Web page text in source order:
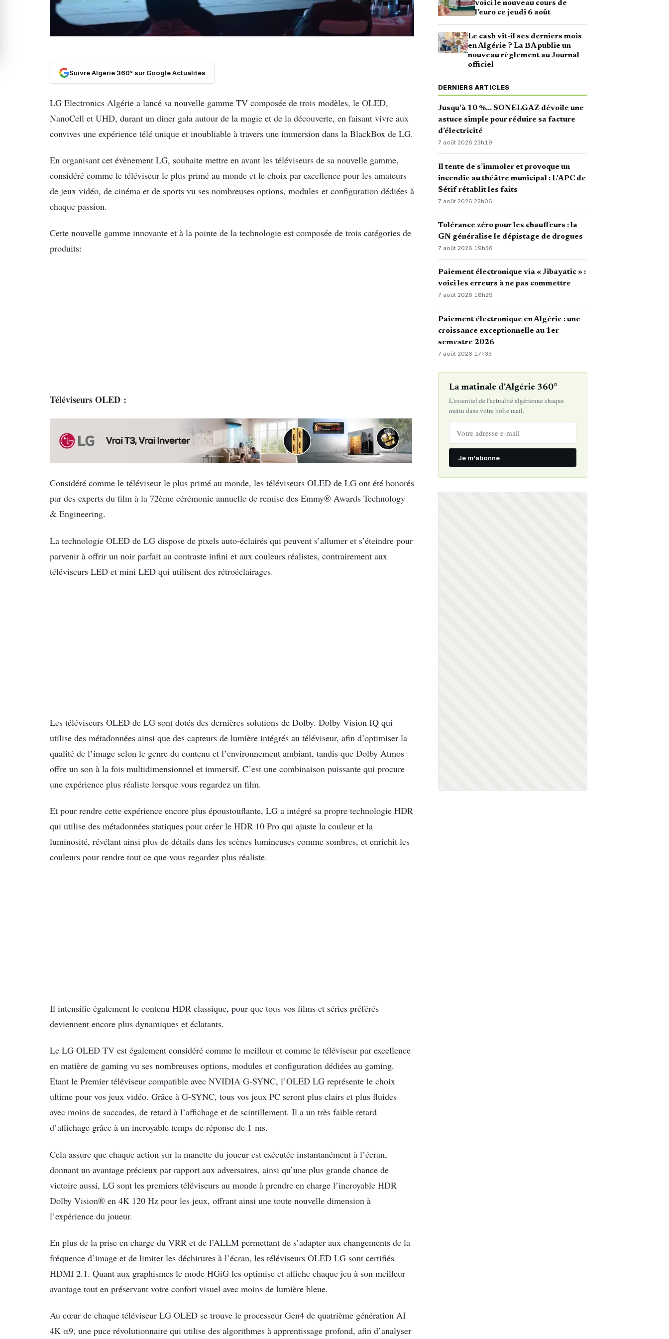
Suivre Algérie 360° sur Google Actualités
LG Electronics Algérie a lancé sa nouvelle gamme TV composée de trois modèles, le OLED,
NanoCell et UHD, durant un diner gala autour de la magie et de la découverte, en faisant vivre aux
convives une expérience télé unique et inoubliable à travers une immersion dans la BlackBox de LG.
En organisant cet évènement LG, souhaite mettre en avant les téléviseurs de sa nouvelle gamme,
considéré comme le téléviseur le plus primé au monde et le choix par excellence pour les amateurs
de jeux vidéo, de cinéma et de sports vu ses nombreuses options, modules et configuration dédiées à
chaque passion.
Cette nouvelle gamme innovante et à la pointe de la technologie est composée de trois catégories de
produits:
Téléviseurs OLED :
Considéré comme le téléviseur le plus primé au monde, les téléviseurs OLED de LG ont été honorés
par des experts du film à la 72ème cérémonie annuelle de remise des Emmy® Awards Technology
& Engineering.
La technologie OLED de LG dispose de pixels auto-éclairés qui peuvent s’allumer et s’éteindre pour
parvenir à offrir un noir parfait au contraste infini et aux couleurs réalistes, contrairement aux
téléviseurs LED et mini LED qui utilisent des rétroéclairages.
Les téléviseurs OLED de LG sont dotés des dernières solutions de Dolby. Dolby Vision IQ qui
utilise des métadonnées ainsi que des capteurs de lumière intégrés au téléviseur, afin d’optimiser la
qualité de l’image selon le genre du contenu et l’environnement ambiant, tandis que Dolby Atmos
offre un son à la fois multidimensionnel et immersif. C’est une combinaison puissante qui procure
une expérience plus réaliste lorsque vous regardez un film.
Et pour rendre cette expérience encore plus époustouflante, LG a intégré sa propre technologie HDR
qui utilise des métadonnées statiques pour créer le HDR 10 Pro qui ajuste la couleur et la
luminosité, révélant ainsi plus de détails dans les scènes lumineuses comme sombres, et enrichit les
couleurs pour rendre tout ce que vous regardez plus réaliste.
Il intensifie également le contenu HDR classique, pour que tous vos films et séries préférés
deviennent encore plus dynamiques et éclatants.
Le LG OLED TV est également considéré comme le meilleur et comme le téléviseur par excellence
en matière de gaming vu ses nombreuses options, modules et configuration dédiées au gaming.
Etant le Premier téléviseur compatible avec NVIDIA G-SYNC, l’OLED LG représente le choix
ultime pour vos jeux vidéo. Grâce à G-SYNC, tous vos jeux PC seront plus clairs et plus fluides
avec moins de saccades, de retard à l’affichage et de scintillement. Il a un très faible retard
d’affichage grâce à un incroyable temps de réponse de 1 ms.
Cela assure que chaque action sur la manette du joueur est exécutée instantanément à l’écran,
donnant un avantage précieux par rapport aux adversaires, ainsi qu’une plus grande chance de
victoire aussi, LG sont les premiers téléviseurs au monde à prendre en charge l’incroyable HDR
Dolby Vision® en 4K 120 Hz pour les jeux, offrant ainsi une toute nouvelle dimension à
l’expérience du joueur.
En plus de la prise en charge du VRR et de l’ALLM permettant de s’adapter aux changements de la
fréquence d’image et de limiter les déchirures à l’écran, les téléviseurs OLED LG sont certifiés
HDMI 2.1. Quant aux graphismes le mode HGiG les optimise et affiche chaque jeu à son meilleur
avantage tout en préservant votre confort visuel avec moins de lumière bleue.
Au cœur de chaque téléviseur LG OLED se trouve le processeur Gen4 de quatrième génération AI
4K α9, une puce révolutionnaire qui utilise des algorithmes à apprentissage profond, afin d’analyser
voici le nouveau cours de
l’euro ce jeudi 6 août
Le cash vit-il ses derniers mois
en Algérie ? La BA publie un
nouveau règlement au Journal
officiel
DERNIERS ARTICLES
Jusqu’à 10 %… SONELGAZ dévoile une
astuce simple pour réduire sa facture
d’électricité
7 août 2026·23h19
Il tente de s’immoler et provoque un
incendie au théâtre municipal : L’APC de
Sétif rétablit les faits
7 août 2026·22h06
Tolérance zéro pour les chauffeurs : la
GN généralise le dépistage de drogues
7 août 2026·19h56
Paiement électronique via « Jibayatic » :
voici les erreurs à ne pas commettre
7 août 2026·18h29
Paiement électronique en Algérie : une
croissance exceptionnelle au 1er
semestre 2026
7 août 2026· 17h33
La matinale d'Algérie 360°
L'essentiel de l'actualité algérienne chaque
matin dans votre boîte mail.
Je m'abonne